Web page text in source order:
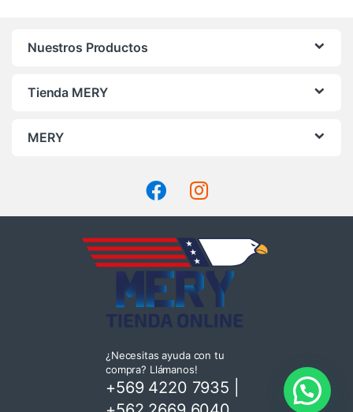
Nuestros Productos
Tienda MERY
MERY
¿Necesitas ayuda con tu
compra? Llámanos!
+569 4220 7935